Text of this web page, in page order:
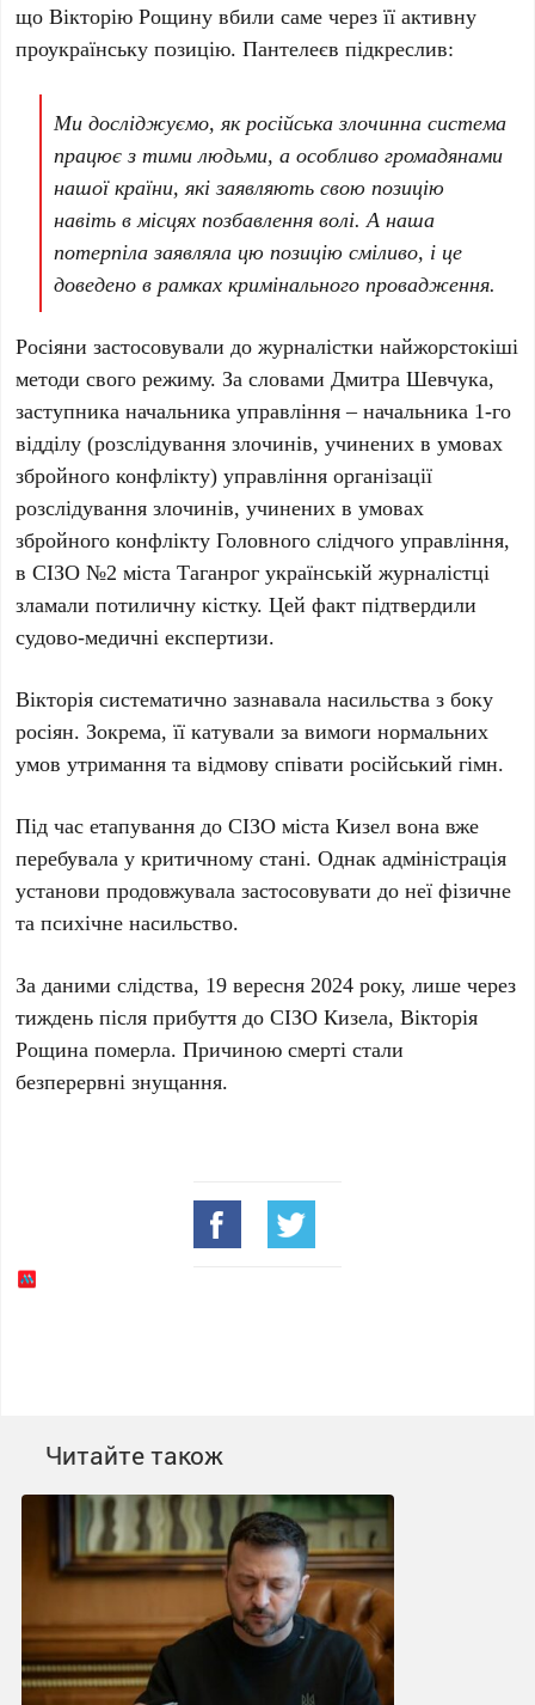
щоВікторію Рощину вбили саме через її активну
проукраїнську позицію.Пантелеєв підкреслив:
Ми досліджуємо, як російська злочинна система
працює з тими людьми, а особливо громадянами
нашої країни, які заявляють свою позицію
навіть в місцях позбавлення волі. А наша
потерпіла заявляла цю позицію сміливо, і це
доведено в рамках кримінального провадження.
Росіяни застосовували до журналістки найжорстокіші
методи свого режиму. За словамиДмитра Шевчука,
заступника начальника управління – начальника 1-го
відділу (розслідування злочинів, учинених в умовах
збройного конфлікту) управління організації
розслідування злочинів, учинених в умовах
збройного конфлікту Головного слідчого управління,
вСІЗО №2 містаТаганрог українській журналістці
зламали потиличну кістку. Цей факт підтвердили
судово-медичні експертизи.
Вікторія систематично зазнавала насильства з боку
росіян. Зокрема, її катували за вимоги нормальних
умов утримання та відмову співати російський гімн.
Під час етапування доСІЗО містаКизел вона вже
перебувала у критичному стані. Однак адміністрація
установи продовжувала застосовувати до неї фізичне
та психічне насильство.
За даними слідства, 19 вересня 2024 року, лише через
тиждень після прибуття доСІЗО Кизела,Вікторія
Рощина померла. Причиною смерті стали
безперервні знущання.
Читайте також